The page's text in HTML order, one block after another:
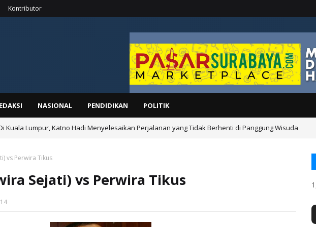
Kontributor
NASIONAL PENDIDIKAN POLITIK
Kuala Lumpur, Katno Hadi Menyelesaikan Perjalanan yang Tidak Berhenti di Panggung Wisuda
vs Perwira Tikus
Sejati) vs Perwira Tikus